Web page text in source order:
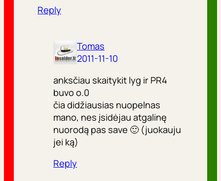
Reply
Tomas
2011-11-10
anksčiau skaitykit lyg ir PR4
buvo o.0
čia didžiausias nuopelnas
mano, nes įsidėjau atgalinę
nuorodą pas save 🙂 (juokauju
jei ką)
Reply